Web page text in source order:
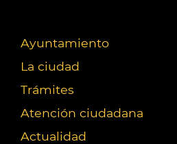
Ayuntamiento
La ciudad
Trámites
Atención ciudadana
Actualidad